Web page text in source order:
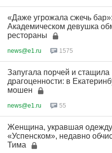
«Даже угрожала сжечь
Академическом девушка
рестораны
news@e1.ru 1575
Запугала порчей и стащила
драгоценности: в
мошен
news@e1.ru 55
Женщина, укравшая
«Успенском», недавно
Тима